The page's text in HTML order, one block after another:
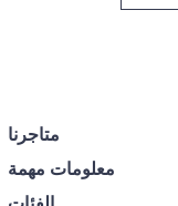
متاجرنا
معلومات مهمة